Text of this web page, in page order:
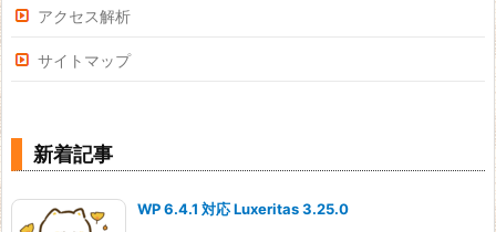
アクセス解析
サイトマップ
新着記事
WP 6.4.1 対応 Luxeritas 3.25.0